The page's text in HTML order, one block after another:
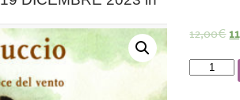
12,00€
Pinuccio